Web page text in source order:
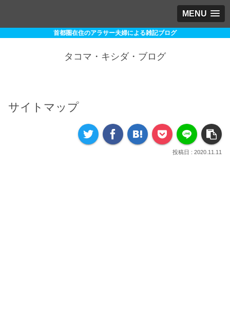
MENU
首都圏在住のアラサー夫婦による雑記ブログ
タコマ・キシダ・ブログ
サイトマップ
2020.11.11